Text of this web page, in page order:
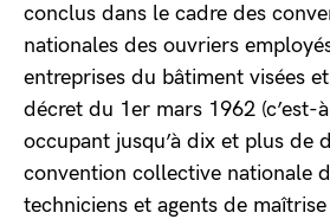
conclus dans le cadre des
nationales des ouvriers
entreprises du bâtiment visées
décret du 1er mars 1962 (c’est-
occupant jusqu’à dix et plus de
convention collective nationale
techniciens et agents de maîtrise